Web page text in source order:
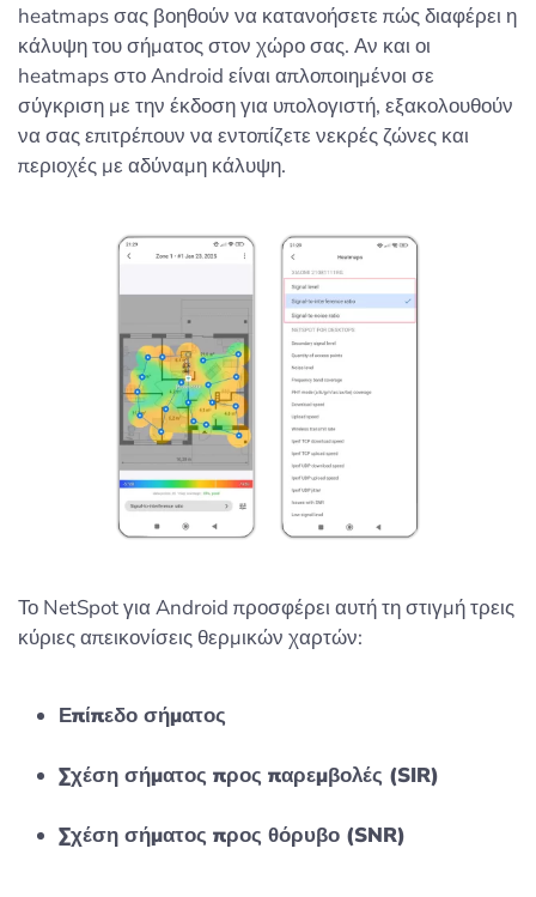
heatmaps σας βοηθούν να κατανοήσετε πώς διαφέρει η
κάλυψη του σήματος στον χώρο σας. Αν και οι
heatmaps στο Android είναι απλοποιημένοι σε
σύγκριση με την έκδοση για υπολογιστή, εξακολουθούν
να σας επιτρέπουν να εντοπίζετε νεκρές ζώνες και
περιοχές με αδύναμη κάλυψη.
Το NetSpot για Android προσφέρει αυτή τη στιγμή τρεις
κύριες απεικονίσεις θερμικών χαρτών:
Επίπεδο σήματος
Σχέση σήματος προς παρεμβολές (SIR)
Σχέση σήματος προς θόρυβο (SNR)